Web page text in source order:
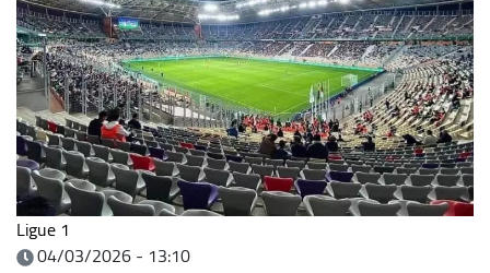
Ligue 1
04/03/2026 - 13:10